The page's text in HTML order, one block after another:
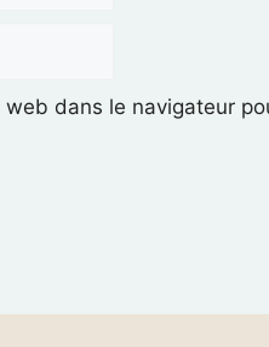
dans le navigateur